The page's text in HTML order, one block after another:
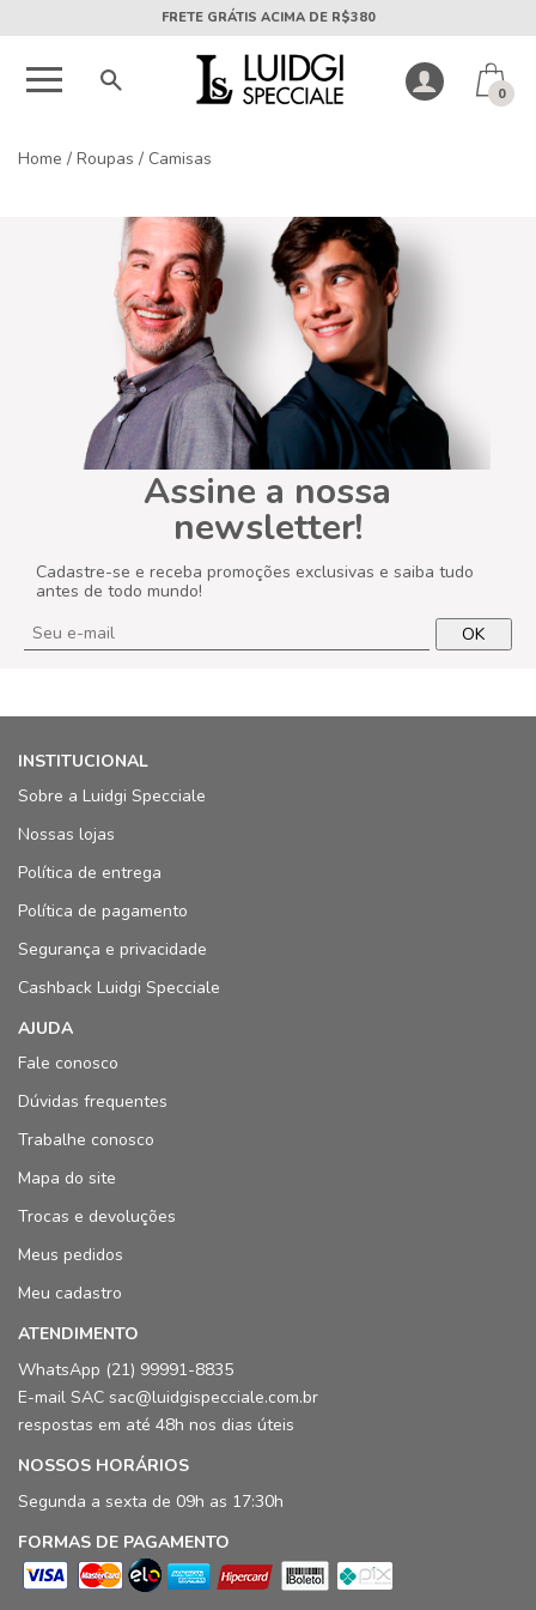
FRETE GRÁTIS ACIMA DE R$380
0
Home / Roupas / Camisas
Assine a nossa
newsletter!
Cadastre-se e receba promoções exclusivas e saiba tudo
antes de todo mundo!
OK
INSTITUCIONAL
Sobre a Luidgi Specciale
Nossas lojas
Política de entrega
Política de pagamento
Segurança e privacidade
Cashback Luidgi Specciale
AJUDA
Fale conosco
Dúvidas frequentes
Trabalhe conosco
Mapa do site
Trocas e devoluções
Meus pedidos
Meu cadastro
ATENDIMENTO
WhatsApp (21) 99991-8835
E-mail SAC sac@luidgispecciale.com.br
respostas em até 48h nos dias úteis
NOSSOS HORÁRIOS
Segunda a sexta de 09h as 17:30h
FORMAS DE PAGAMENTO